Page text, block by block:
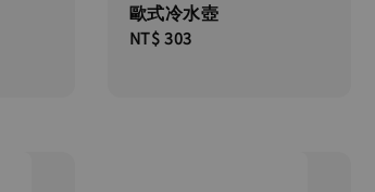
歐式冷水壺
Regular
NT$ 303